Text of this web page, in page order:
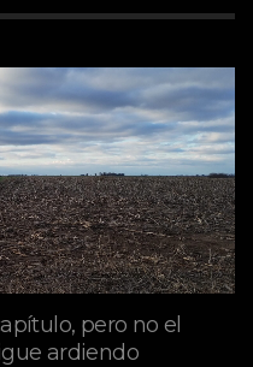
pero no el
ardiendo